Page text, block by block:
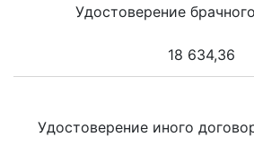
Удостоверение
18 634,36
Удостоверение иного